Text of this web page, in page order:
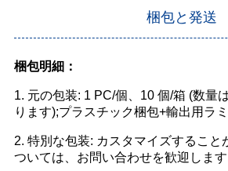
梱包と発送
梱包明細：
1. 元の包装: 1 PC/個、10 個/箱 (数量
ります);プラスチック梱包+輸出用ラ
2. 特別な包装: カスタマイズすること
ついては、お問い合わせを歓迎しま